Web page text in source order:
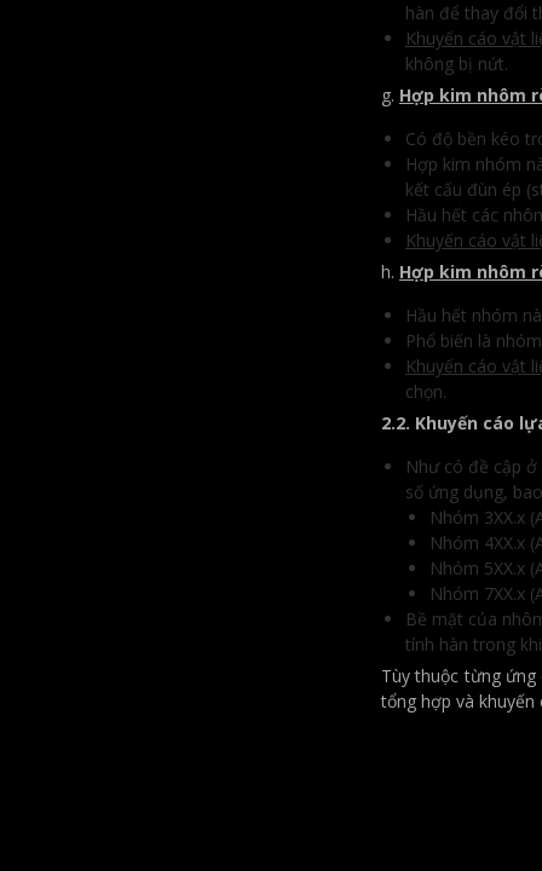
hàn để thay đổi
Khuyến cáo vật
không bị nứt.
g. Hợp kim nhôm
Có độ bền kéo
Hợp kim nhóm
kết cấu đùn ép
Hầu hết các
Khuyến cáo vật
h. Hợp kim nhôm
Hầu hết nhóm
Phổ biến là
Khuyến cáo vật
chọn.
2.2. Khuyến cáo
Như có đề cập
số ứng dụng,
Nhóm 3XX.x
Nhóm 4XX.x
Nhóm 5XX.x
Nhóm 7XX.x
Bề mặt của
tính hàn trong
Tùy thuộc từng
tổng hợp và